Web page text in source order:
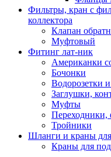
Фильтры, кран с
коллектора
Клапан
Муфтовый
Фитинг лат-ник
Американки
Бочонки
Водорозетки
Заглушки,
Муфты
Переходники,
Тройники
Шланги и краны
Краны для